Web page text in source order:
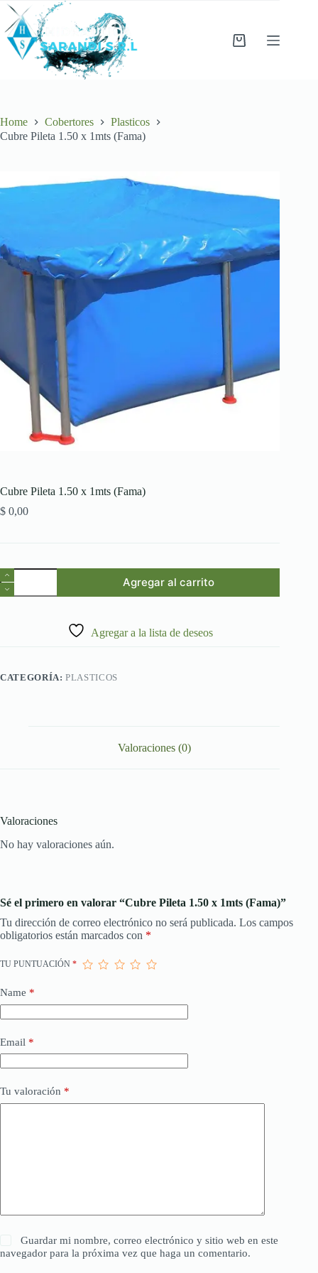
Skip
content
Shopping
Home Cobertores
Plasticos
Cubre Pileta 1.50 x 1mts (Fama)
Cubre Pileta 1.50 x 1mts (Fama)
$ 0,00
Cubre
Pileta
1.50
Agregar al carrito
Agregar a la lista de deseos
CATEGORÍA:PLASTICOS
Valoraciones (0)
Valoraciones
No hay valoraciones aún.
Sé el primero en valorar “Cubre Pileta 1.50 x 1mts (Fama)”
Tu dirección de correo electrónico no será publicada. Los campos
obligatorios están marcados con *
TU PUNTUACIÓN *
Name *
Email *
Tu valoración *
Guardar mi nombre, correo electrónico y sitio web en este
navegador para la próxima vez que haga un comentario.